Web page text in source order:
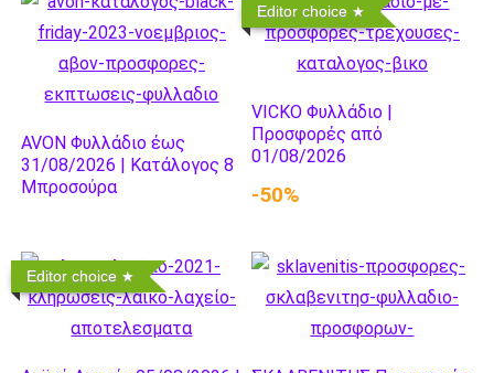
AVON Φυλλάδιο έως
31/08/2026 | Κατάλογος 8
Μπροσούρα
Editor choice
VICKO Φυλλάδιο |
Προσφορές από
01/08/2026
-50%
Editor choice